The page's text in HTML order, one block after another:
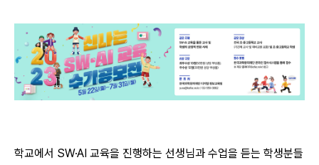
학교에서 SW·AI 교육을 진행하는 선생님과 수업을 듣는 학생분들